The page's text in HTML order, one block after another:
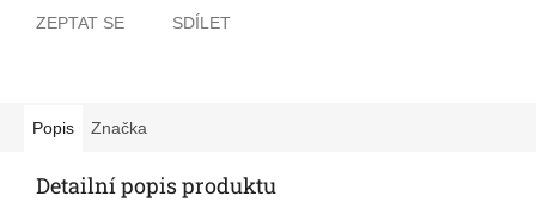
ZEPTAT SE SDÍLET
Popis Značka
Detailní popis produktu